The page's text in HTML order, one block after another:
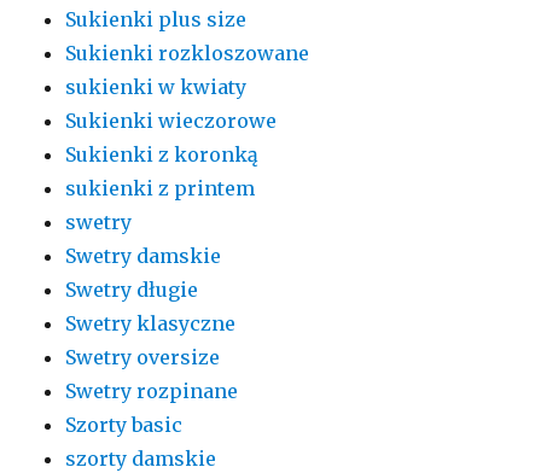
Sukienki plus size
Sukienki rozkloszowane
sukienki w kwiaty
Sukienki wieczorowe
Sukienki z koronką
sukienki z printem
swetry
Swetry damskie
Swetry długie
Swetry klasyczne
Swetry oversize
Swetry rozpinane
Szorty basic
szorty damskie